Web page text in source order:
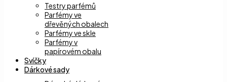
Testry parfémů
Parfémy ve
dřevěných obalech
Parfémy ve skle
Parfémy v
papírovém obalu
Svíčky
Dárkové sady